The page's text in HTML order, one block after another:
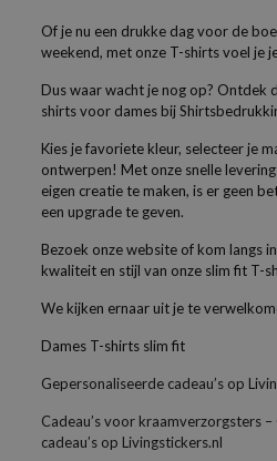
Of je nu een drukke dag voor de
weekend, met onze T-shirts voel je
Dus waar wacht je nog op? Ontdek
shirts voor dames bij
Kies je favoriete kleur, selecteer je
ontwerpen! Met onze snelle
eigen creatie te maken, is er geen
een upgrade te geven.
Bezoek onze website of kom langs
kwaliteit en stijl van onze slim fit T-
We kijken ernaar uit je te
Dames T-shirts slim fit
Gepersonaliseerde cadeau’s op
Cadeau’s voor kraamverzorgsters
cadeau’s op Livingstickers.nl